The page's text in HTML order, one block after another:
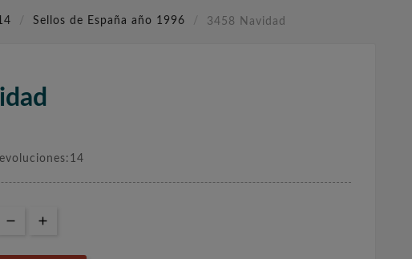
Sellos de España año 1996 3458 Navidad